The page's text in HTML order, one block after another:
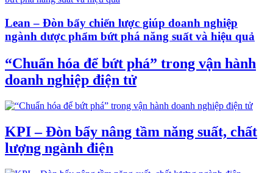
Lean – Đòn bẩy chiến lược giúp doanh nghiệp
ngành dược phẩm bứt phá năng suất và hiệu quả
“Chuẩn hóa để bứt phá” trong vận hành
doanh nghiệp điện tử
KPI – Đòn bẩy nâng tầm năng suất, chất
lượng ngành điện